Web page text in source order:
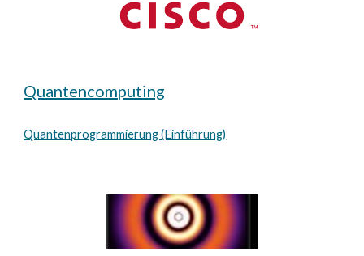
Quantencomputing
Quantenprogrammierung (Einführung)